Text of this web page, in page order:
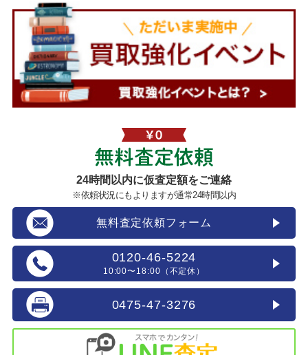
24時間以内に仮査定額をご連絡
※依頼状況にもよりますが通常24時間以内
無料査定依頼フォーム
0120-46-5224
10:00〜18:00（不定休）
0475-47-3276